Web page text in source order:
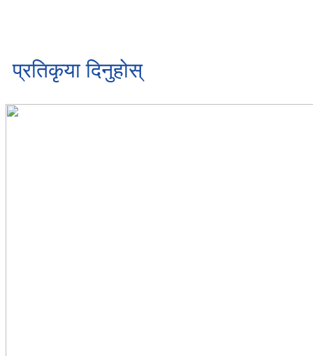
प्रतिकृया दिनुहोस्